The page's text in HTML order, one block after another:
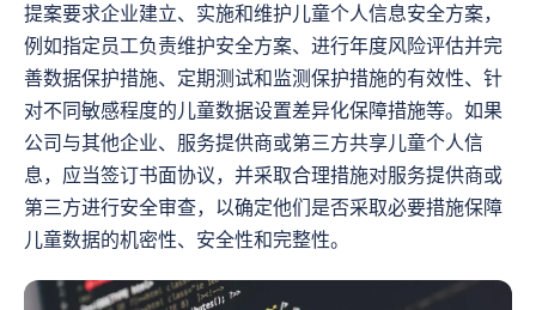
提案要求企业建立、实施和维护儿童个人信息安全方案，
例如指定员工负责维护安全方案、进行年度风险评估并完
善数据保护措施、定期测试和监测保护措施的有效性、针
对不同敏感程度的儿童数据设置差异化保障措施等。如果
公司与其他企业、服务提供商或第三方共享儿童个人信
息，应当签订书面协议，并采取合理措施对服务提供商或
第三方进行安全审查，以确定他们是否采取必要措施保障
儿童数据的机密性、安全性和完整性。